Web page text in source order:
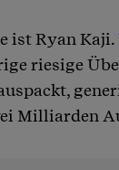
ist Ryan Kaji.
riesige
Milliarden